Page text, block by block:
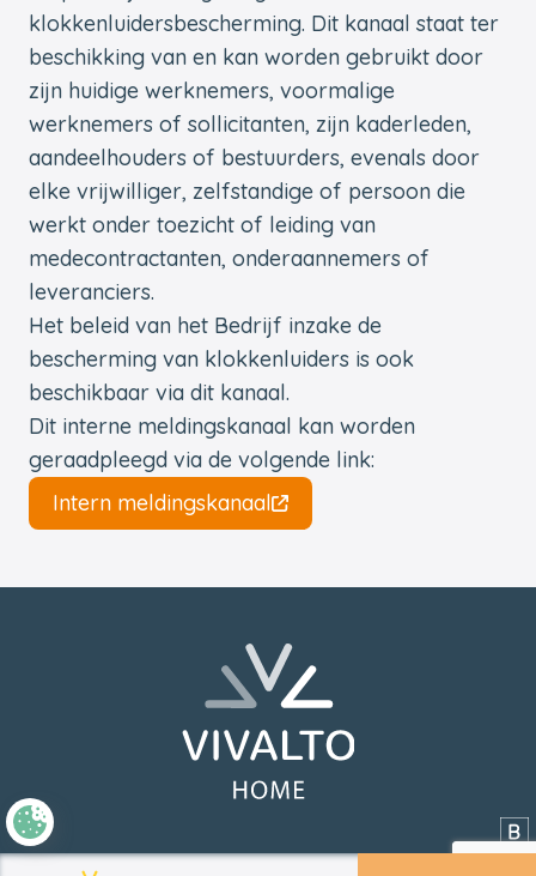
klokkenluidersbescherming. Dit kanaal staat ter
beschikking van en kan worden gebruikt door
zijn huidige werknemers, voormalige
werknemers of sollicitanten, zijn kaderleden,
aandeelhouders of bestuurders, evenals door
elke vrijwilliger, zelfstandige of persoon die
werkt onder toezicht of leiding van
medecontractanten, onderaannemers of
leveranciers.
Het beleid van het Bedrijf inzake de
bescherming van klokkenluiders is ook
beschikbaar via dit kanaal.
Dit interne meldingskanaal kan worden
geraadpleegd via de volgende link:
Intern meldingskanaal
Terug naar de startpagina
AVG